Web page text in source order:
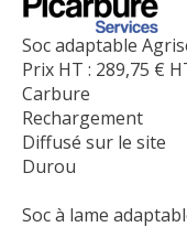
Soc adaptable
Prix HT : 289,75 €
Carbure
Rechargement
Diffusé sur le site
Durou
Soc à lame